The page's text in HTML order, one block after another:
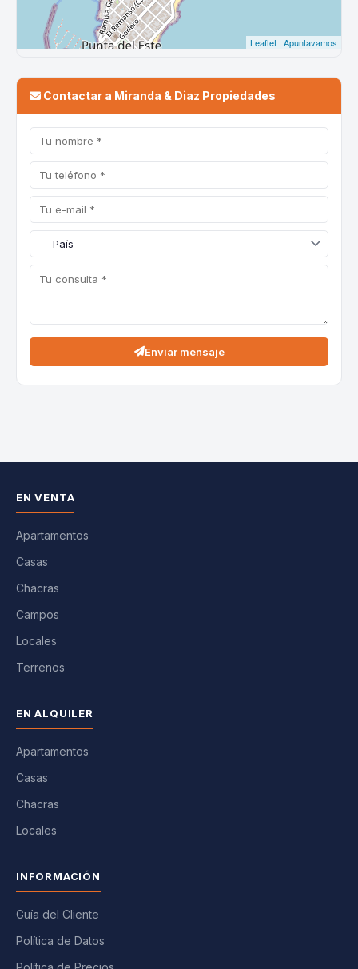
Contactar a Miranda & Diaz Propiedades
Enviar mensaje
EN VENTA
Apartamentos
Casas
Chacras
Campos
Locales
Terrenos
EN ALQUILER
Apartamentos
Casas
Chacras
Locales
INFORMACIÓN
Guía del Cliente
Política de Datos